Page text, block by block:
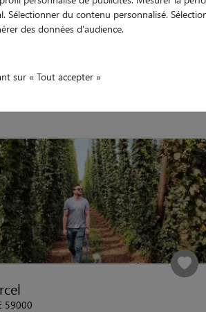
59000
du contenu personnalisé.
des données d'audience.
sur « Tout accepter »